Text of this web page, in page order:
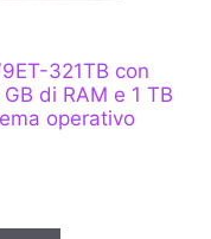
321TB con
di RAM e 1 TB
operativo